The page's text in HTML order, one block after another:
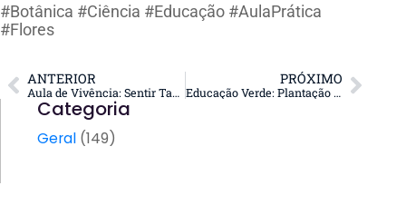
#Botânica #Ciência #Educação #AulaPrática
#Flores
ANTERIOR
Aula de Vivência: Sentir Também é Ensinar!
PRÓXIMO
Educação Verde: Plantação de Girassóis!
Categoria
Geral (149)